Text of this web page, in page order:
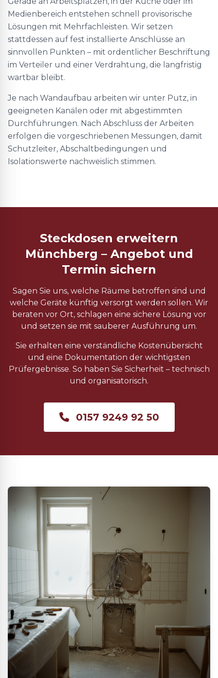
Medienbereich entstehen schnell provisorische
Lösungen mit Mehrfachleisten. Wir setzen
stattdessen auf fest installierte Anschlüsse an
sinnvollen Punkten – mit ordentlicher Beschriftung
im Verteiler und einer Verdrahtung, die langfristig
wartbar bleibt.
Je nach Wandaufbau arbeiten wir unter Putz, in
geeigneten Kanälen oder mit abgestimmten
Durchführungen. Nach Abschluss der Arbeiten
erfolgen die vorgeschriebenen Messungen, damit
Schutzleiter, Abschaltbedingungen und
Isolationswerte nachweislich stimmen.
Steckdosen erweitern
Münchberg – Angebot und
Termin sichern
Sagen Sie uns, welche Räume betroffen sind und
welche Geräte künftig versorgt werden sollen. Wir
beraten vor Ort, schlagen eine sichere Lösung vor
und setzen sie mit sauberer Ausführung um.
Sie erhalten eine verständliche Kostenübersicht
und eine Dokumentation der wichtigsten
Prüfergebnisse. So haben Sie Sicherheit – technisch
und organisatorisch.
0157 9249 92 50